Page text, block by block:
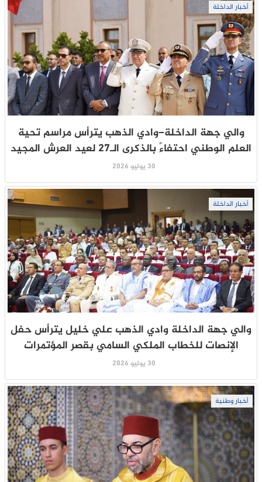
أخبار الداخلة
والي جهة الداخلة–وادي الذهب يترأس مراسم تحية
العلم الوطني احتفاءً بالذكرى الـ27 لعيد العرش المجيد
30 يوليو 2026
أخبار الداخلة
والي جهة الداخلة وادي الذهب علي خليل يترأس حفل
الإنصات للخطاب الملكي السامي بقصر المؤتمرات
30 يوليو 2026
أخبار وطنية